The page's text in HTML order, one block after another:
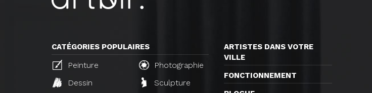
CATÉGORIES POPULAIRES
Peinture
Photographie
Dessin
Sculpture
ARTISTES DANS VOTRE
VILLE
FONCTIONNEMENT